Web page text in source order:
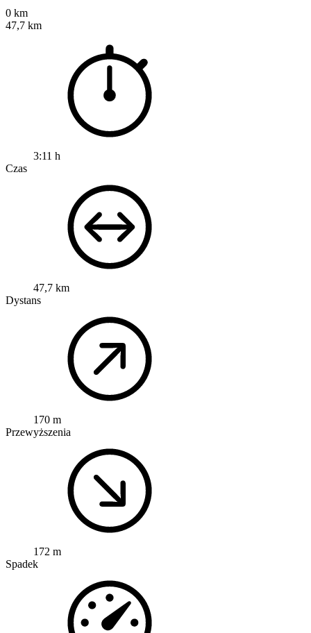
0 km
47,7 km
3:11 h
Czas
47,7 km
Dystans
170 m
Przewyższenia
172 m
Spadek